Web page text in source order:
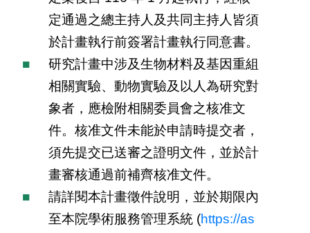
定通過之總主持人及共同主持人皆須
於計畫執行前簽署計畫執行同意書。
研究計畫中涉及生物材料及基因重組
相關實驗、動物實驗及以人為研究對
象者，應檢附相關委員會之核准文
件。核准文件未能於申請時提交者，
須先提交已送審之證明文件，並於計
畫審核通過前補齊核准文件。
請詳閱本計畫徵件說明，並於期限內
至本院學術服務管理系統 (https://as